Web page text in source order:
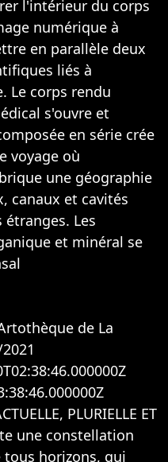
l'intérieur du corps
numérique à
en parallèle deux
liés à
Le corps rendu
s'ouvre et
en série crée
voyage où
une géographie
canaux et cavités
Les
et minéral se
de La
PLURIELLE ET
une constellation
tous horizons, qui